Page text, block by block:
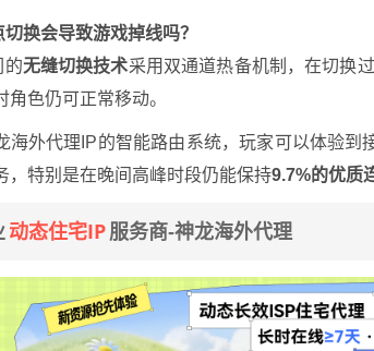
换会导致游戏掉线吗？
的无缝切换技术采用双通道热备机制，在切换
角色仍可正常移动。
海外代理IP的智能路由系统，玩家可以体验
，特别是在晚间高峰时段仍能保持9.7%的优质
动态住宅IP 服务商-神龙海外代理